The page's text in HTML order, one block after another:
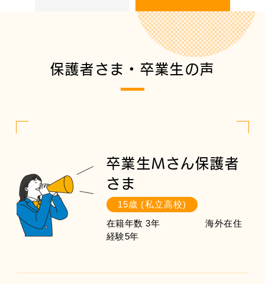
保護者さま・卒業生の声
卒業生Mさん保護者
さま
15歳 (私立高校)
在籍年数 3年 海外在住
経験5年